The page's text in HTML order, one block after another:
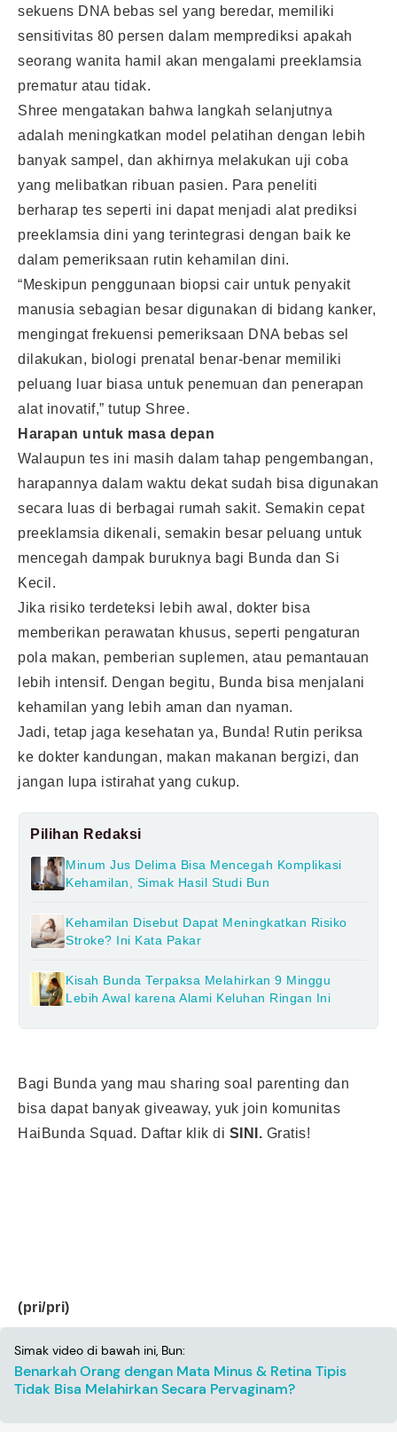
sekuens DNA bebas sel yang beredar, memiliki
sensitivitas 80 persen dalam memprediksi apakah
seorang wanita hamil akan mengalami preeklamsia
prematur atau tidak.
Shree mengatakan bahwa langkah selanjutnya
adalah meningkatkan model pelatihan dengan lebih
banyak sampel, dan akhirnya melakukan uji coba
yang melibatkan ribuan pasien. Para peneliti
berharap tes seperti ini dapat menjadi alat prediksi
preeklamsia dini yang terintegrasi dengan baik ke
dalam pemeriksaan rutin kehamilan dini.
“Meskipun penggunaan biopsi cair untuk penyakit
manusia sebagian besar digunakan di bidang kanker,
mengingat frekuensi pemeriksaan DNA bebas sel
dilakukan, biologi prenatal benar-benar memiliki
peluang luar biasa untuk penemuan dan penerapan
alat inovatif,” tutup Shree.
Harapan untuk masa depan
Walaupun tes ini masih dalam tahap pengembangan,
harapannya dalam waktu dekat sudah bisa digunakan
secara luas di berbagai rumah sakit. Semakin cepat
preeklamsia dikenali, semakin besar peluang untuk
mencegah dampak buruknya bagi Bunda dan Si
Kecil.
Jika risiko terdeteksi lebih awal, dokter bisa
memberikan perawatan khusus, seperti pengaturan
pola makan, pemberian suplemen, atau pemantauan
lebih intensif. Dengan begitu, Bunda bisa menjalani
kehamilan yang lebih aman dan nyaman.
Jadi, tetap jaga kesehatan ya, Bunda! Rutin periksa
ke dokter kandungan, makan makanan bergizi, dan
jangan lupa istirahat yang cukup.
Pilihan Redaksi
Minum Jus Delima Bisa Mencegah Komplikasi
Kehamilan, Simak Hasil Studi Bun
Kehamilan Disebut Dapat Meningkatkan Risiko
Stroke? Ini Kata Pakar
Kisah Bunda Terpaksa Melahirkan 9 Minggu
Lebih Awal karena Alami Keluhan Ringan Ini
Bagi Bunda yang mau sharing soal parenting dan
bisa dapat banyak giveaway, yuk join komunitas
HaiBunda Squad. Daftar klik di SINI . Gratis!
(pri/pri)
Simak video di bawah ini, Bun:
Benarkah Orang dengan Mata Minus & Retina Tipis
Tidak Bisa Melahirkan Secara Pervaginam?